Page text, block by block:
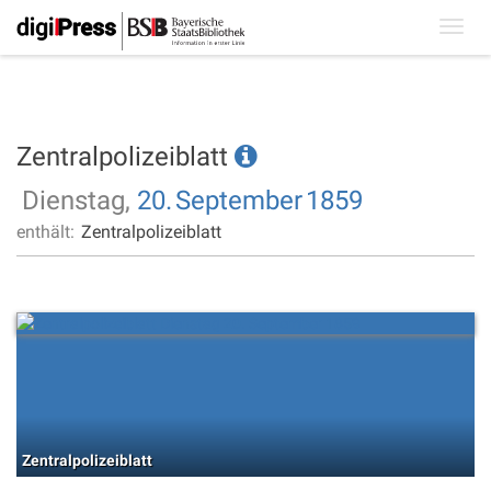
Zentralpolizeiblatt
Dienstag, 20.September1859
enthält: Zentralpolizeiblatt
Zentralpolizeiblatt